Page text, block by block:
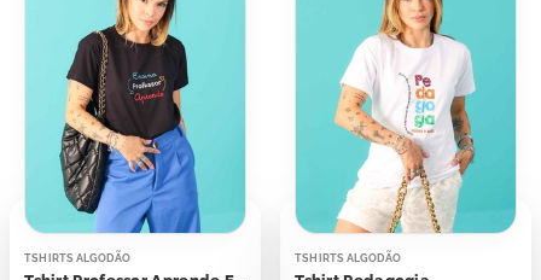
TSHIRTS ALGODÃO TSHIRTS ALGODÃO